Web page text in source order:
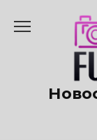
содержанию